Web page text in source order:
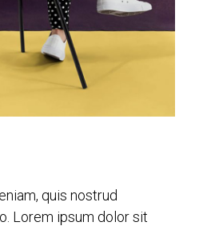
quis nostrud
Lorem ipsum dolor sit